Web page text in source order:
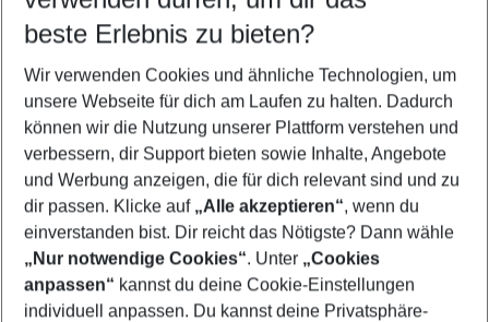
5-8 Nächte
2 Erwachsene Keine Kinder
Mehr Filter anzeigen
Footer
Footer navigation
beste Erlebnis zu bieten?
Wir verwenden Cookies und ähnliche Technologien, um
unsere Webseite für dich am Laufen zu halten. Dadurch
können wir die Nutzung unserer Plattform verstehen und
verbessern, dir Support bieten sowie Inhalte, Angebote
und Werbung anzeigen, die für dich relevant sind und zu
dir passen. Klicke auf „Alle akzeptieren“, wenn du
einverstanden bist. Dir reicht das Nötigste? Dann wähle
„Nur notwendige Cookies“. Unter „Cookies
anpassen“ kannst du deine Cookie-Einstellungen
individuell anpassen. Du kannst deine Privatsphäre-